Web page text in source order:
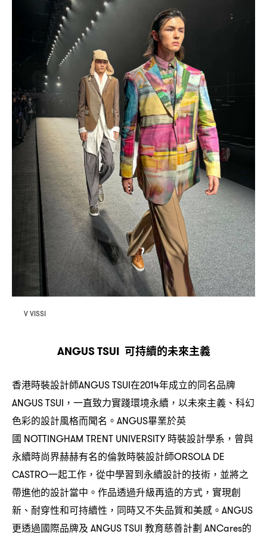
V VISSI
ANGUS TSUI 可持續的未來主義
香港時裝設計師ANGUS TSUI在2014年成立的同名品牌
ANGUS TSUI， 一直致力實踐環境永續 ， 以未來主義、科幻
色彩的設計風格而聞名。 ANGUS畢業於英
國 NOTTINGHAM TRENT UNIVERSITY時裝設計學系 ， 曾與
永續時尚界赫赫有名的倫敦時裝設計師ORSOLA DE
CASTRO一起工作 ， 從中學習到永續設計的技術 ， 並將之
帶進他的設計當中。作品透過升級再造的方式 ， 實現創
新、耐穿性和可持續性 ， 同時又不失品質和美感。 ANGUS
更透過國際品牌及 ANGUS TSUI 教育慈善計劃 ANCares的